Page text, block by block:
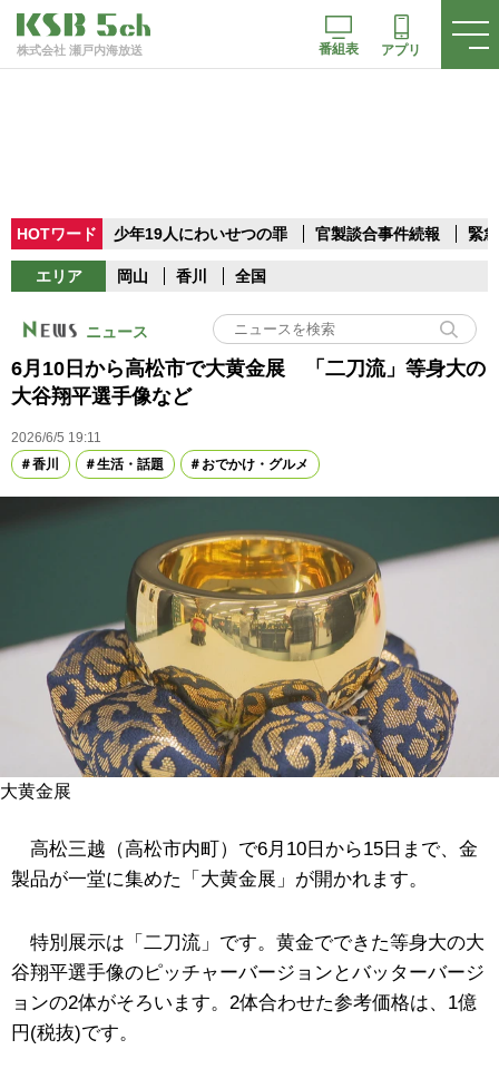
株式会社 瀬戸内海放送 番組表 アプリ
HOTワード 少年19人にわいせつの罪 官製談合事件続報 緊
エリア 岡山 香川 全国
ニュース
6月10日から高松市で大黄金展 「二刀流」等身大の
大谷翔平選手像など
2026/6/5 19:11
香川
生活・話題 おでかけ・グルメ
大黄金展
高松三越（高松市内町）で6月10日から15日まで、金
製品が一堂に集めた「大黄金展」が開かれます。
特別展示は「二刀流」です。黄金でできた等身大の大
谷翔平選手像のピッチャーバージョンとバッターバージ
ョンの2体がそろいます。2体合わせた参考価格は、1億
円(税抜)です。